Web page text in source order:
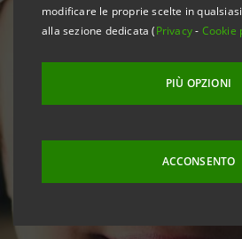
modificare le proprie scelte in
alla sezione dedicata (Privacy- Cookie
PIÙ OPZIONI
ACCONSENTO